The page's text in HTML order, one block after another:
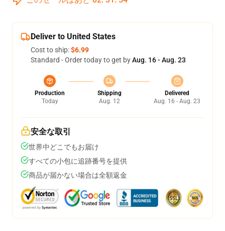
Deliver to United States
Cost to ship:$6.99
Standard - Order today to get byAug. 16 - Aug. 23
Production
Today
Shipping
Aug. 12
Delivered
Aug. 16 - Aug. 23
安全な取引
世界中どこでもお届け
すべての小包に追跡番号を提供
商品が届かない場合は全額返金